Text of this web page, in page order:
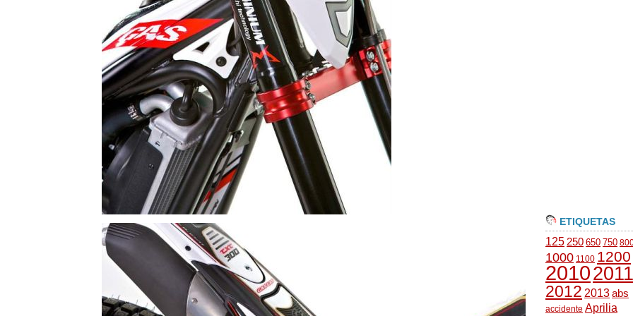
ETIQUETAS
125 250 650 750
1000 1100 1200
20102011
2012 2013abs
accidente Aprilia